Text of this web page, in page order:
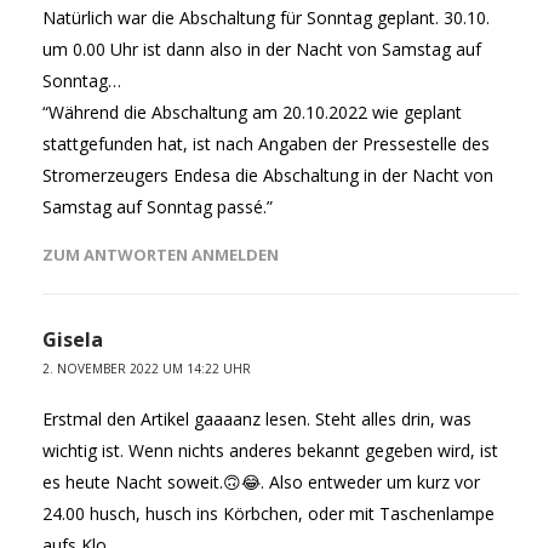
Natürlich war die Abschaltung für Sonntag geplant. 30.10.
um 0.00 Uhr ist dann also in der Nacht von Samstag auf
Sonntag…
“Während die Abschaltung am 20.10.2022 wie geplant
stattgefunden hat, ist nach Angaben der Pressestelle des
Stromerzeugers Endesa die Abschaltung in der Nacht von
Samstag auf Sonntag passé.”
ZUM ANTWORTEN ANMELDEN
Gisela
2. NOVEMBER 2022 UM 14:22 UHR
Erstmal den Artikel gaaaanz lesen. Steht alles drin, was
wichtig ist. Wenn nichts anderes bekannt gegeben wird, ist
es heute Nacht soweit.🙃😂. Also entweder um kurz vor
24.00 husch, husch ins Körbchen, oder mit Taschenlampe